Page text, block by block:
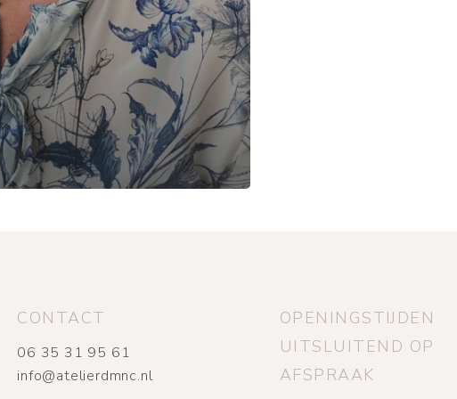
CONTACT
06 35 31 95 61
info@atelierdmnc.nl
OPENINGSTIJDEN
UITSLUITEND OP
AFSPRAAK